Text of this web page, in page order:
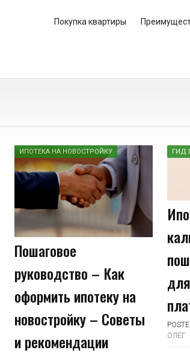
Покупка квартиры
ИПОТЕКА НА НОВОСТРОЙКУ
Пошаговое
руководство – Как
оформить ипотеку на
новостройку – Советы
и рекомендации
ГИД
ОЛЕГ